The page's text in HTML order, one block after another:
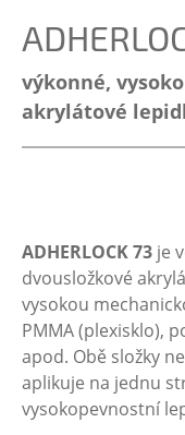
výkonné,
akrylátové
ADHERLOCK 73 je
dvousložkové
vysokou
PMMA (plexisklo),
apod. Obě složky
aplikuje na jednu
vysokopevnostní